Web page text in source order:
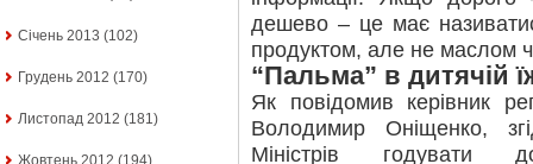
Січень 2013 (102)
Грудень 2012 (170)
Листопад 2012 (181)
дешево – це має
продуктом, але не маслом
“Пальма” в дитячій
Як повідомив керівник
Володимир Оніщенко,
Міністрів годувати